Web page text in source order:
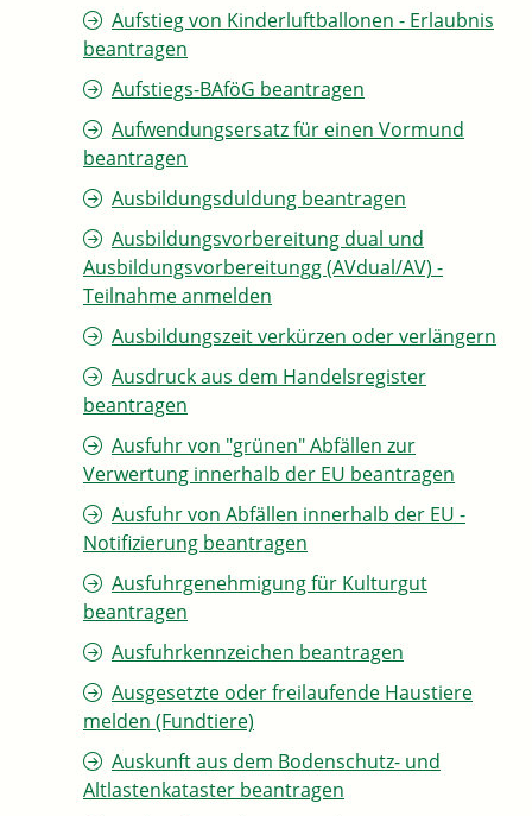
Aufstieg von Kinderluftballonen - Erlaubnis
beantragen
Aufstiegs-BAföG beantragen
Aufwendungsersatz für einen Vormund
beantragen
Ausbildungsduldung beantragen
Ausbildungsvorbereitung dual und
Ausbildungsvorbereitungg (AVdual/AV) -
Teilnahme anmelden
Ausbildungszeit verkürzen oder verlängern
Ausdruck aus dem Handelsregister
beantragen
Ausfuhr von "grünen" Abfällen zur
Verwertung innerhalb der EU beantragen
Ausfuhr von Abfällen innerhalb der EU -
Notifizierung beantragen
Ausfuhrgenehmigung für Kulturgut
beantragen
Ausfuhrkennzeichen beantragen
Ausgesetzte oder freilaufende Haustiere
melden (Fundtiere)
Auskunft aus dem Bodenschutz- und
Altlastenkataster beantragen